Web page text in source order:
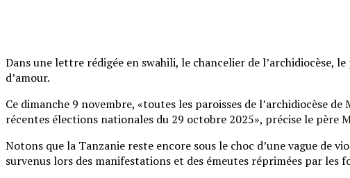
Dans une lettre rédigée en swahili, le chancelier de l’archidiocèse,
d’amour.
Ce dimanche 9 novembre, «toutes les paroisses de l’archidiocèse
récentes élections nationales du 29 octobre 2025», précise le
Notons que la Tanzanie reste encore sous le choc d’une vague de
survenus lors des manifestations et des émeutes réprimées par les